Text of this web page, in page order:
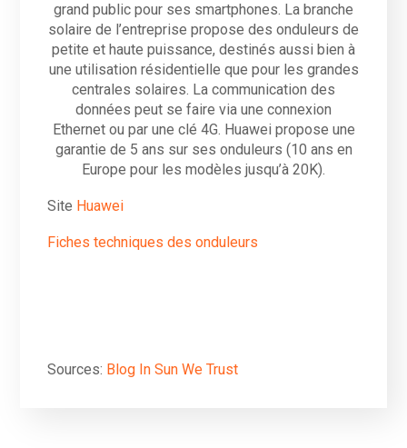
grand public pour ses smartphones. La branche
solaire de l’entreprise propose des onduleurs de
petite et haute puissance, destinés aussi bien à
une utilisation résidentielle que pour les grandes
centrales solaires. La communication des
données peut se faire via une connexion
Ethernet ou par une clé 4G. Huawei propose une
garantie de 5 ans sur ses onduleurs (10 ans en
Europe pour les modèles jusqu’à 20K).
Site Huawei
Fiches techniques des onduleurs
Sources: Blog In Sun We Trust